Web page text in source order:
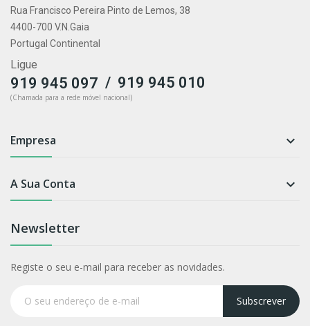
Rua Francisco Pereira Pinto de Lemos, 38
4400-700 V.N.Gaia
Portugal Continental
Ligue
919 945 097 / 919 945 010
(Chamada para a rede móvel nacional)
Empresa 
A Sua Conta 
Newsletter
Registe o seu e-mail para receber as novidades.
Subscrever